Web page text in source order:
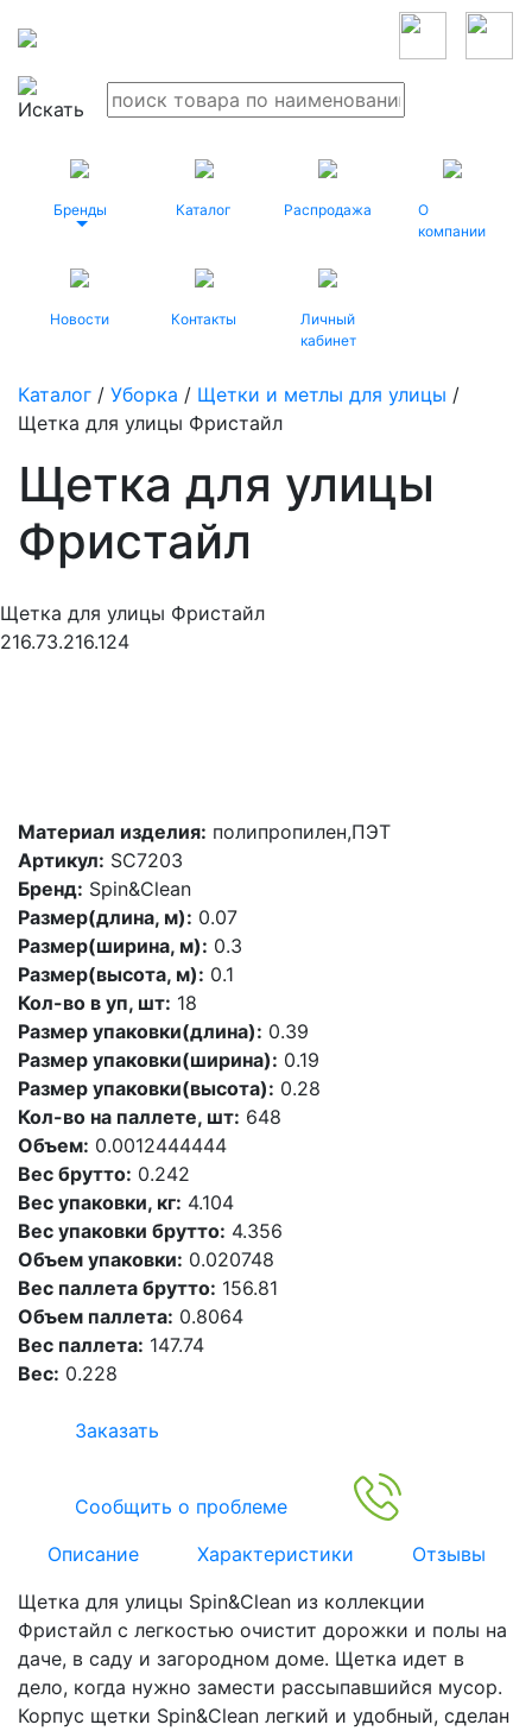
Бренды Каталог Распродажа
О
компании
Новости Контакты
Личный
кабинет
Каталог / Уборка / Щетки и метлы для улицы /
Щетка для улицы Фристайл
Щетка для улицы
Фристайл
Щетка для улицы Фристайл
216.73.216.124
Материал изделия: полипропилен,ПЭТ
Артикул: SC7203
Бренд: Spin&Clean
Размер(длина, м): 0.07
Размер(ширина, м): 0.3
Размер(высота, м): 0.1
Кол-во в уп, шт: 18
Размер упаковки(длина): 0.39
Размер упаковки(ширина): 0.19
Размер упаковки(высота): 0.28
Кол-во на паллете, шт: 648
Объем: 0.0012444444
Вес брутто: 0.242
Вес упаковки, кг: 4.104
Вес упаковки брутто: 4.356
Объем упаковки: 0.020748
Вес паллета брутто: 156.81
Объем паллета: 0.8064
Вес паллета: 147.74
Вес: 0.228
Заказать
Сообщить о проблеме
Описание
Характеристики
Отзывы
Щетка для улицы Spin&Clean из коллекции
Фристайл с легкостью очистит дорожки и полы на
даче, в саду и загородном доме. Щетка идет в
дело, когда нужно замести рассыпавшийся мусор.
Корпус щетки Spin&Clean легкий и удобный, сделан